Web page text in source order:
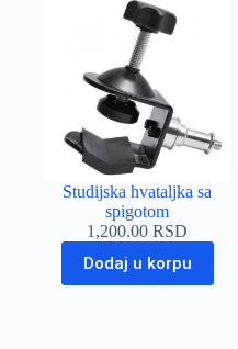
Studijska hvataljka sa
spigotom
1,200.00RSD
Dodaj u korpu